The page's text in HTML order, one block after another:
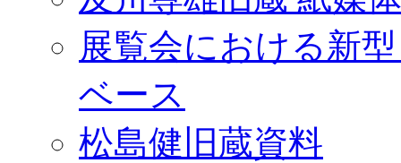
展覧会における新
ベース
松島健旧蔵資料